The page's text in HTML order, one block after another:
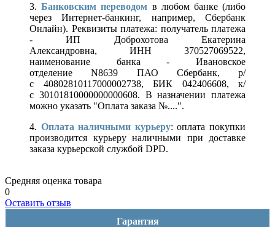
3.Банковским переводом в любом банке (либо
через Интернет-банкинг, например, Сбербанк
Онлайн). Реквизиты платежа: получатель платежа
- ИП Доброхотова Екатерина
Александровна, ИНН 370527069522,
наименование банка - Ивановское
отделение N8639 ПАО Сбербанк, р/
с 40802810117000002738, БИК 042406608, к/
с 30101810000000000608. В назначении платежа
можно указать "Оплата заказа №....".
4. Оплата наличными курьеру: оплата покупки
производится курьеру наличными при доставке
заказа курьерской службой DPD.
Средняя оценка товара
0
Оставить отзыв
Гарантия